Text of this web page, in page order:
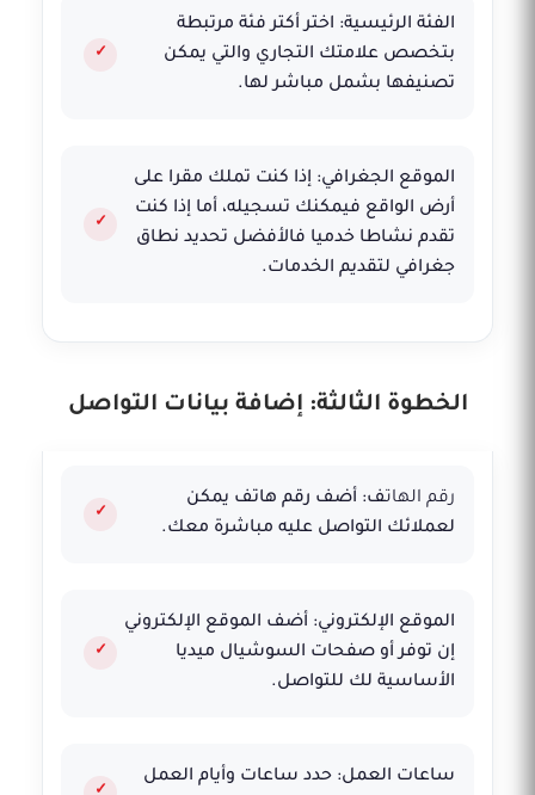
الفئة الرئيسية: اختر أكتر فئة مرتبطة
بتخصص علامتك التجاري والتي يمكن
تصنيفها بشمل مباشر لها.
الموقع الجغرافي: إذا كنت تملك مقرا على
أرض الواقع فيمكنك تسجيله، أما إذا كنت
تقدم نشاطا خدميا فالأفضل تحديد نطاق
جغرافي لتقديم الخدمات.
الخطوة الثالثة: إضافة بيانات التواصل
رقم الهاتف: أضف رقم هاتف يمكن
لعملائك التواصل عليه مباشرة معك.
الموقع الإلكتروني: أضف الموقع الإلكتروني
إن توفر أو صفحات السوشيال ميديا
الأساسية لك للتواصل.
ساعات العمل: حدد ساعات وأيام العمل